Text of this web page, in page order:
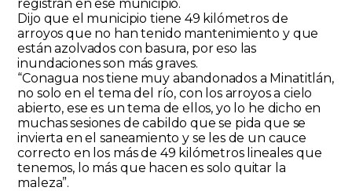
registran en ese municipio.
Dijo que el municipio tiene 49 kilómetros de
arroyos que no han tenido mantenimiento y que
están azolvados con basura, por eso las
inundaciones son más graves.
“Conagua nos tiene muy abandonados a Minatitlán,
no solo en el tema del río, con los arroyos a cielo
abierto, ese es un tema de ellos, yo lo he dicho en
muchas sesiones de cabildo que se pida que se
invierta en el saneamiento y se les de un cauce
correcto en los más de 49 kilómetros lineales que
tenemos, lo más que hacen es solo quitar la
maleza”.